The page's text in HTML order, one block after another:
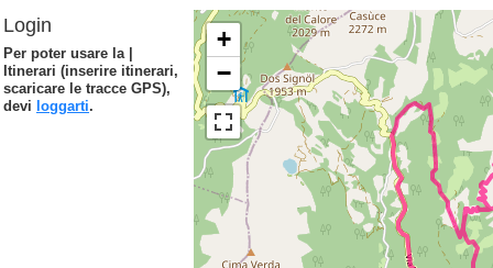
+
−
Login
Per poter usare la |
Itinerari (inserire itinerari,
scaricare le tracce GPS),
devi loggarti.